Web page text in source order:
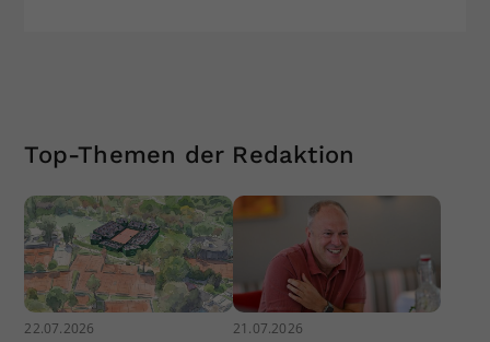
Top-Themen der Redaktion
22.07.2026 21.07.2026